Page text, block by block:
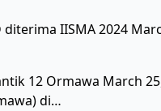
IISMA 2024
12 Ormawa March
di…